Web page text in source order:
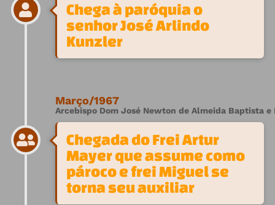
Chega à paróquia o
senhor José Arlindo
Kunzler
Março/1967
Arcebispo Dom José Newton de Almeida Baptista
Chegada do Frei Artur
Mayer que assume como
pároco e frei Miguel se
torna seu auxiliar